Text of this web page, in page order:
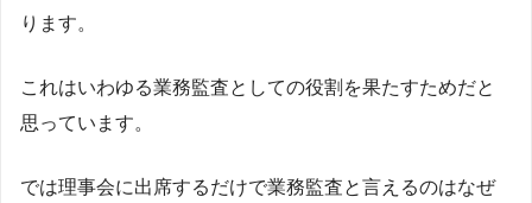
ります。
これはいわゆる業務監査としての役割を果たすためだと
思っています。
では理事会に出席するだけで業務監査と言えるのはなぜ